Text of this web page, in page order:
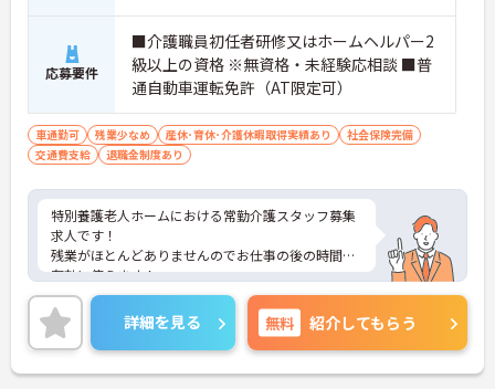
応募要件
■介護職員初任者研修又はホームヘルパー2
級以上の資格 ※無資格・未経験応相談 ■普
通自動車運転免許（AT限定可）
車通勤可 残業少なめ 産休･育休･介護休暇取得実績あり
社会保険完備
交通費支給
退職金制度あり
特別養護老人ホームにおける常勤介護スタッフ募集
求人です！
残業がほとんどありませんのでお仕事の後の時間も
有効に使えます！
ご興味ある方には、面接のポイントなど、さらに詳
細をお話致しますのでお気軽にご相談ください。
詳細を見る 無料 紹介してもらう